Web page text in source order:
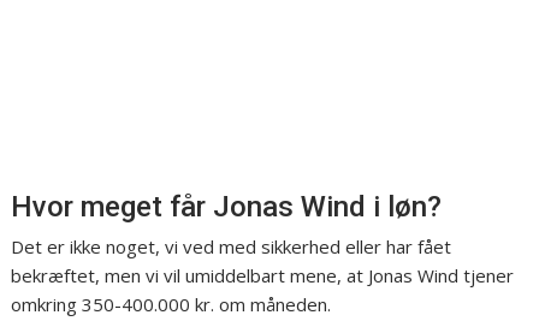
Hvor meget får Jonas Wind i løn?
Det er ikke noget, vi ved med sikkerhed eller har fået
bekræftet, men vi vil umiddelbart mene, at Jonas Wind tjener
omkring 350-400.000 kr. om måneden.